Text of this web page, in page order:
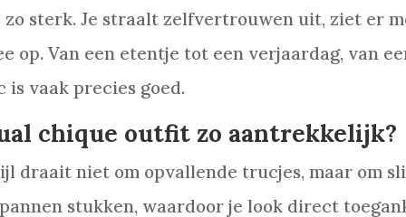
zo sterk. Je straalt zelfvertrouwen uit, ziet er
op. Van een etentje tot een verjaardag, van
is vaak precies goed.
chique outfit zo aantrekkelijk?
draait niet om opvallende trucjes, maar om
stukken, waardoor je look direct